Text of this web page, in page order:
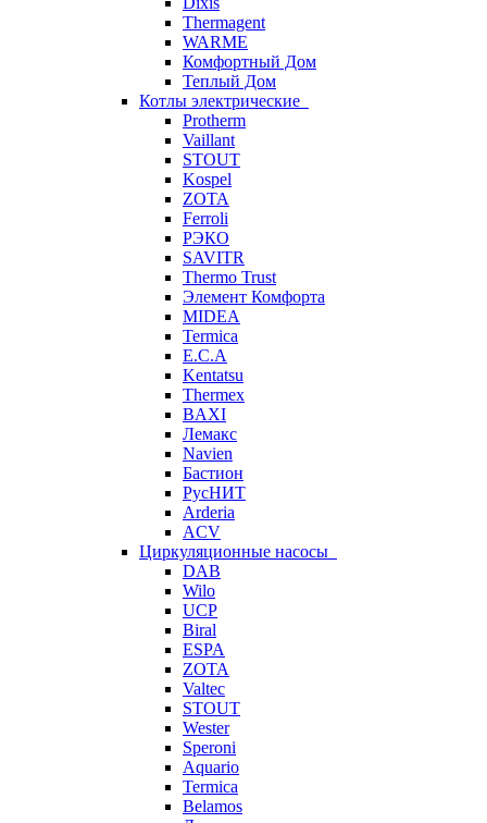
Thermagent
WARME
Комфортный Дом
Теплый Дом
Котлы электрические
Protherm
Vaillant
STOUT
Kospel
ZOTA
Ferroli
РЭКО
SAVITR
Thermo Trust
Элемент Комфорта
MIDEA
Termica
E.C.A
Kentatsu
Thermex
BAXI
Лемакс
Navien
Бастион
РусНИТ
Arderia
ACV
Циркуляционные насосы
DAB
Wilo
UCP
Biral
ESPA
ZOTA
Valtec
STOUT
Wester
Speroni
Aquario
Termica
Belamos